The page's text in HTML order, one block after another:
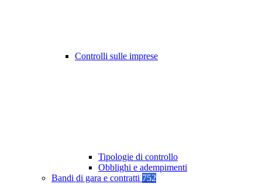
Controlli sulle imprese
Tipologie di controllo
Obblighi e adempimenti
Bandi di gara e contratti 752